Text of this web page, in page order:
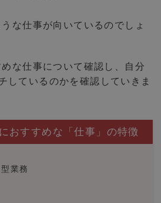
な仕事が向いているのでしょ
な仕事について確認し、自分
しているのかを確認していきま
おすすめな「仕事」の特徴
業務